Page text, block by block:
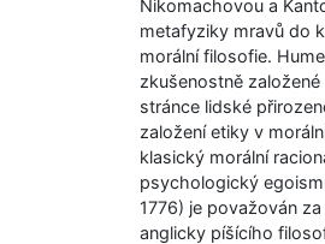
Nikomachovou a
metafyziky mravů do
morální filosofie.
zkušenostně
stránce lidské
založení etiky v
klasický morální
psychologický
1776) je považován
anglicky píšícího